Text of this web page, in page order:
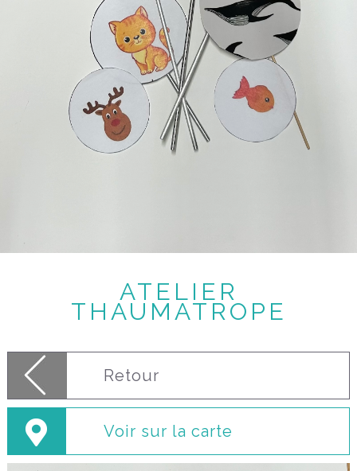
ATELIER
THAUMATROPE
Retour
Voir sur la carte